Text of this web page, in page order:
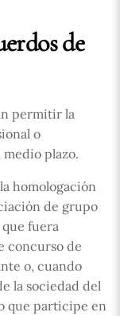
de
permitir la
o
plazo.
homologación
de grupo
fuera
concurso de
o, cuando
la sociedad del
que participe en